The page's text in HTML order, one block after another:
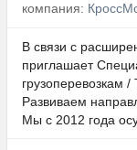
компания:
В связи с
приглашает
грузоперевозкам /
Развиваем
Мы с 2012 года